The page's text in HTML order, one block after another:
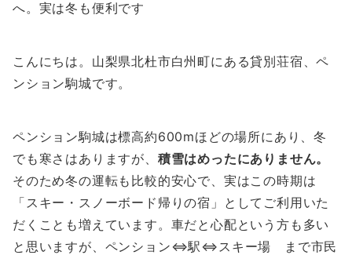
へ。実は冬も便利です
こんにちは。山梨県北杜市白州町にある貸別荘宿、ペ
ンション駒城です。
ペンション駒城は標高約600mほどの場所にあり、冬
でも寒さはありますが、 積雪はめったにありません。
そのため冬の運転も比較的安心で、実はこの時期は
「スキー・スノーボード帰りの宿」としてご利用いた
だくことも増えています。車だと心配という方も多い
と思いますが、ペンション⇔駅⇔スキー場 まで市民